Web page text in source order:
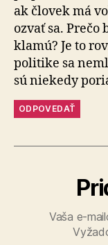
ak človek má
ozvať sa.
klamú? Je to
politike sa
sú niekedy
ODPOVEDAŤ
Vaša e-